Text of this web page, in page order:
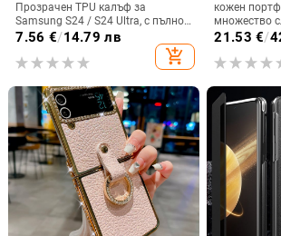
Прозрачен TPU калъф за
Samsung S24 / S24 Ultra, с пълно
покритие и защита на камерата
7.56 €/14.79 лв
add_shopping_cart
кожен
множество
цип за
21.53 €/